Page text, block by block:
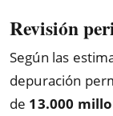
Revisión
Según las
depuración
de 13.000